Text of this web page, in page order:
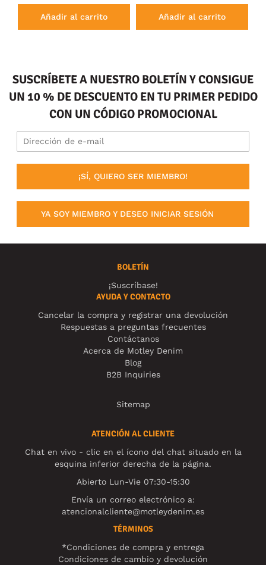
Añadir al carrito Añadir al carrito
SUSCRÍBETE A NUESTRO BOLETÍN Y CONSIGUE
UN 10 % DE DESCUENTO EN TU PRIMER PEDIDO
CON UN CÓDIGO PROMOCIONAL
¡SÍ, QUIERO SER MIEMBRO!
YA SOY MIEMBRO Y DESEO INICIAR SESIÓN
BOLETÍN
¡Suscríbase!
AYUDA Y CONTACTO
Cancelar la compra y registrar una devolución
Respuestas a preguntas frecuentes
Contáctanos
Acerca de Motley Denim
Blog
B2B Inquiries
Sitemap
ATENCIÓN AL CLIENTE
Chat en vivo - clic en el ícono del chat situado en la
esquina inferior derecha de la página.
Abierto Lun-Vie 07:30-15:30
Envía un correo electrónico a:
atencionalcliente@motleydenim.es
TÉRMINOS
*Condiciones de compra y entrega
Condiciones de cambio y devolución